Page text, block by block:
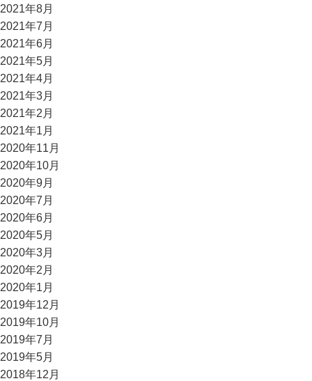
2021年8月
2021年7月
2021年6月
2021年5月
2021年4月
2021年3月
2021年2月
2021年1月
2020年11月
2020年10月
2020年9月
2020年7月
2020年6月
2020年5月
2020年3月
2020年2月
2020年1月
2019年12月
2019年10月
2019年7月
2019年5月
2018年12月